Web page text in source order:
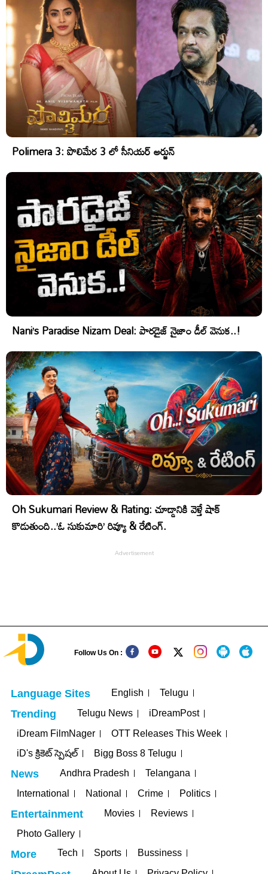
Polimera 3: పొలిమేర 3 లో సీనియర్ అర్జున్
Nani’s Paradise Nizam Deal: పారడైజ్ నైజాం డీల్ వెనుక..!
Oh Sukumari Review & Rating: చూడ్డానికి వెళ్తే షాక్
కొడుతుంది..’ఓ సుకుమారి’ రివ్యూ & రేటింగ్.
Follow Us On :
Language Sites English Telugu
Trending Telugu News
iDreamPost
iDream FilmNager
OTT Releases This Week
iD's క్రికెట్ స్పెషల్
Bigg Boss 8 Telugu
News Andhra Pradesh
Telangana
International
National Crime Politics
Entertainment Movies
Reviews
Photo Gallery
More Tech Sports Bussiness